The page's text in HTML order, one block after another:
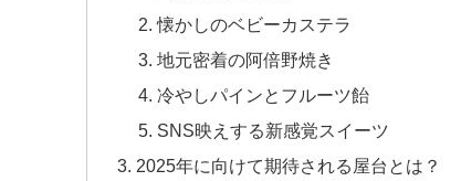
懐かしのベビーカステラ
地元密着の阿倍野焼き
冷やしパインとフルーツ飴
SNS映えする新感覚スイーツ
2025年に向けて期待される屋台とは？